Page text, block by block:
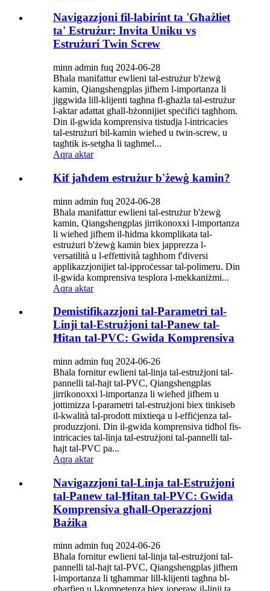
Navigazzjoni fil-labirint ta 'Għażliet
ta' Estrużur: Invita Uniku vs
Estrużuri Twin Screw
minn admin fuq 2024-06-28
Bħala manifattur ewlieni tal-estrużur b'żewġ
kamin, Qiangshengplas jifhem l-importanza li
jiggwida lill-klijenti tagħna fl-għażla tal-estrużur
l-aktar adattat għall-bżonnijiet speċifiċi tagħhom.
Din il-gwida komprensiva tistudja l-intricacies
tal-estrużuri bil-kamin wieħed u twin-screw, u
tagħtik is-setgħa li tagħmel...
Aqra aktar
Kif jaħdem estrużur b'żewġ kamin?
minn admin fuq 2024-06-28
Bħala manifattur ewlieni tal-estrużur b'żewġ
kamin, Qiangshengplas jirrikonoxxi l-importanza
li wieħed jifhem il-ħidma kkomplikata tal-
estrużuri b'żewġ kamin biex japprezza l-
versatilità u l-effettività tagħhom f'diversi
applikazzjonijiet tal-ipproċessar tal-polimeru. Din
il-gwida komprensiva tesplora l-mekkaniżmi...
Aqra aktar
Demistifikazzjoni tal-Parametri tal-
Linji tal-Estrużjoni tal-Panew tal-
Ħitan tal-PVC: Gwida Komprensiva
minn admin fuq 2024-06-26
Bħala fornitur ewlieni tal-linja tal-estrużjoni tal-
pannelli tal-ħajt tal-PVC, Qiangshengplas
jirrikonoxxi l-importanza li wieħed jifhem u
jottimizza l-parametri tal-estrużjoni biex tinkiseb
il-kwalità tal-prodott mixtieqa u l-effiċjenza tal-
produzzjoni. Din il-gwida komprensiva tidħol fis-
intricacies tal-linja tal-estrużjoni tal-pannelli tal-
ħajt tal-PVC pa...
Aqra aktar
Navigazzjoni tal-Linja tal-Estrużjoni
tal-Panew tal-Ħitan tal-PVC: Gwida
Komprensiva għall-Operazzjoni
Bażika
minn admin fuq 2024-06-26
Bħala fornitur ewlieni tal-linja tal-estrużjoni tal-
pannelli tal-ħajt tal-PVC, Qiangshengplas jifhem
l-importanza li tgħammar lill-klijenti tagħna bl-